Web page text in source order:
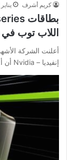
كريم أشرف يناير 4, 2023
اللاب توب في
أعلنت الشركة
إنفيديا – Nvidia أن أحدث بطاقاتها الرسومية من سلسلة RTX…